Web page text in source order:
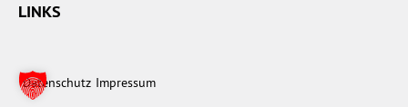
LINKS
Datenschutz Impressum